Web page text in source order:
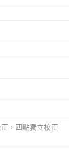
，四點獨立校正